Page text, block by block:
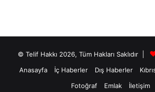
© Telif Hakkı 2026, Tüm Hakları Saklıdır |
Anasayfa
İç Haberler Dış Haberler
Fotoğraf
Emlak İletişim